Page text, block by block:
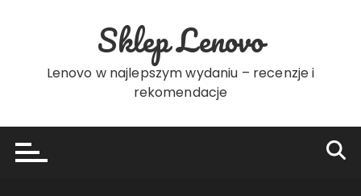
Sklep Lenovo
Lenovo w najlepszym wydaniu – recenzje i
rekomendacje